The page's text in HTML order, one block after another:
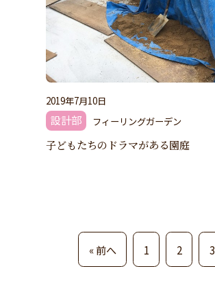
2019年7月10日
設計部 フィーリングガーデン
子どもたちのドラマがある園庭
« 前へ 1 2 3